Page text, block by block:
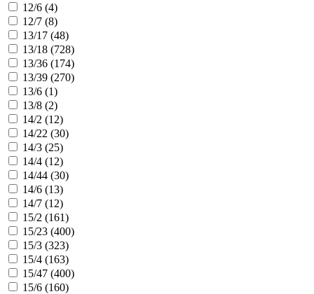
12/6 (4)
12/7 (8)
13/17 (48)
13/18 (728)
13/36 (174)
13/39 (270)
13/6 (1)
13/8 (2)
14/2 (12)
14/22 (30)
14/3 (25)
14/4 (12)
14/44 (30)
14/6 (13)
14/7 (12)
15/2 (161)
15/23 (400)
15/3 (323)
15/4 (163)
15/47 (400)
15/6 (160)